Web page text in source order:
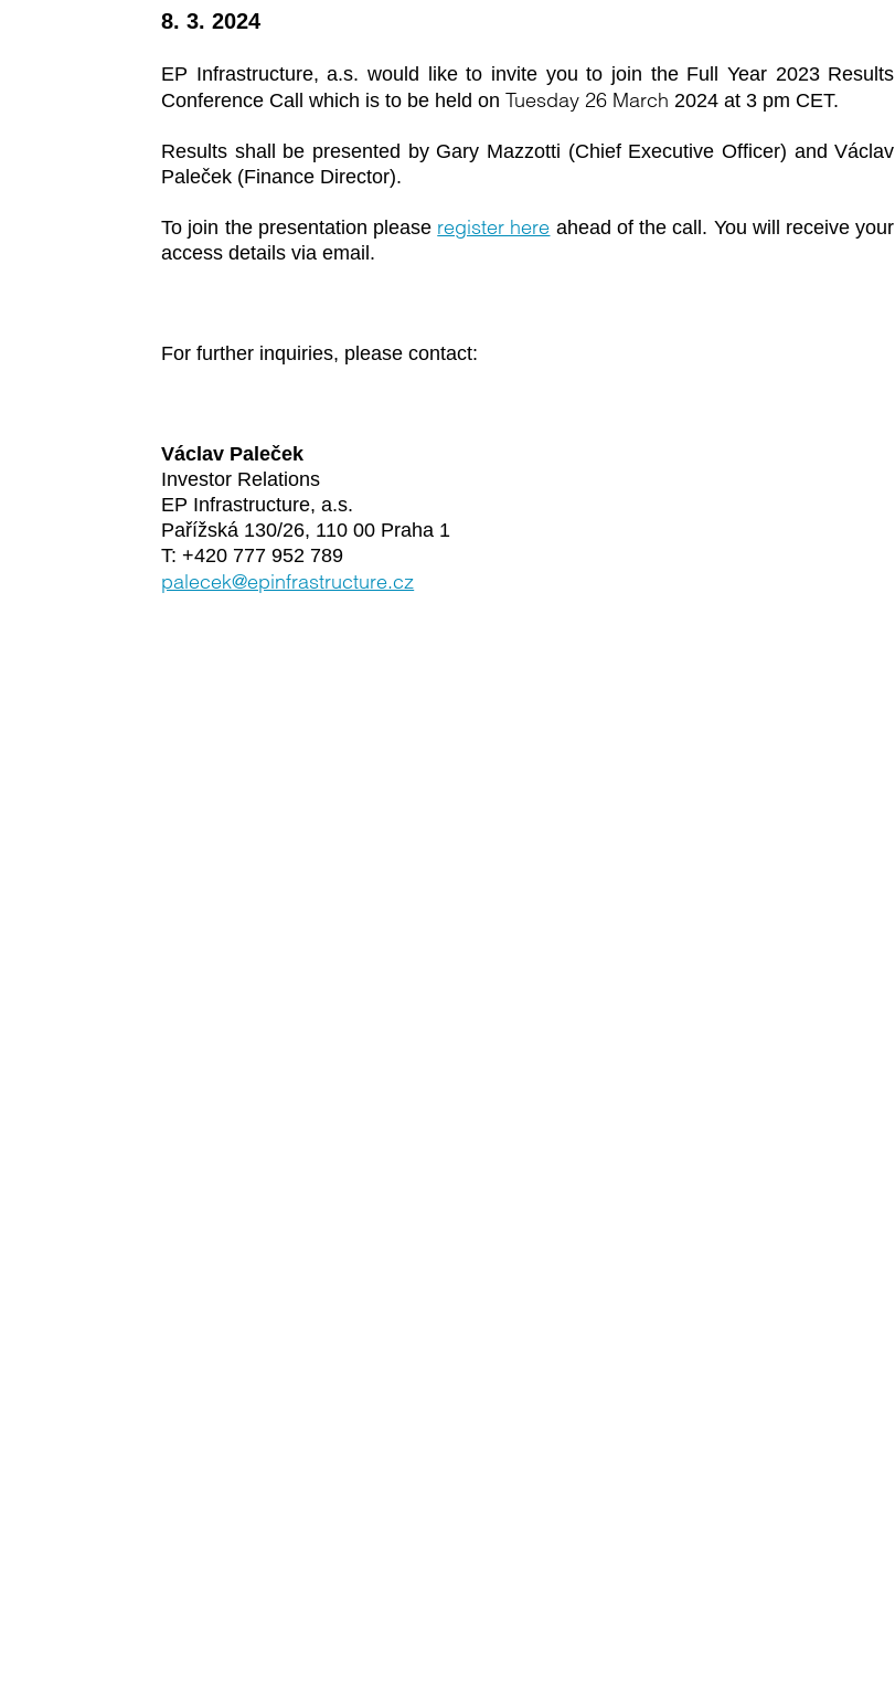
8. 3. 2024
EP Infrastructure, a.s. would like to invite you to join the Full Year 2023 Results
Conference Call which is to be held onTuesday 26 March 2024 at 3 pm CET.
Results shall be presented by Gary Mazzotti (Chief Executive Officer) and Václav
Paleček (Finance Director).
To join the presentation please register here ahead of the call. You will receive your
access details via email.
For further inquiries, please contact:
Václav Paleček
Investor Relations
EP Infrastructure, a.s.
Pařížská 130/26, 110 00 Praha 1
T: +420 777 952 789
palecek@epinfrastructure.cz